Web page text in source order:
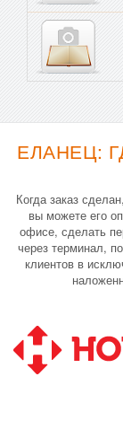
ЕЛАНЕЦ:
Когда заказ
вы можете его
офисе, сделать
через терминал,
клиентов в